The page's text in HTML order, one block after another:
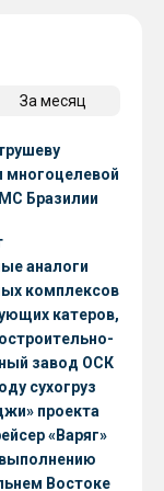
За месяц
многоцелевой
Бразилии
аналоги
комплексов
катеров,
и судов с
завод ОСК
сухогруз
проекта
«Варяг»
Востоке